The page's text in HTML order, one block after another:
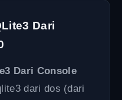
Dari
Dari Console
dari dos (dari